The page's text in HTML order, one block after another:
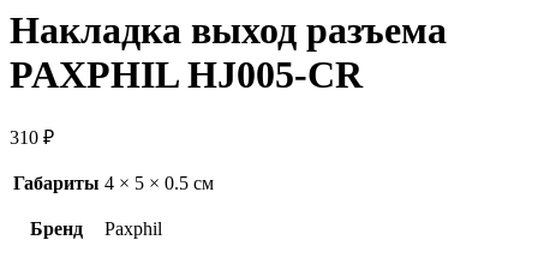
Накладка выход разъема
PAXPHIL HJ005-CR
310 ₽
Габариты 4 × 5 × 0.5 см
Бренд Paxphil